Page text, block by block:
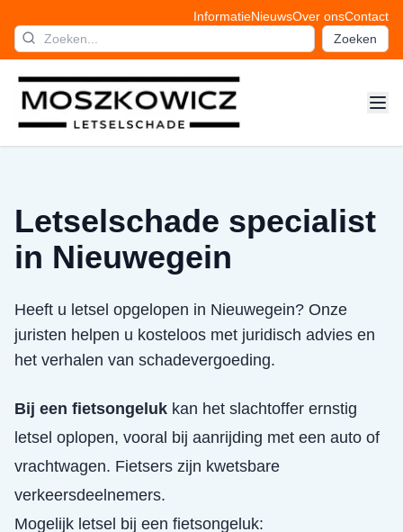
InformatieNieuwsOver onsContact
Zoeken
Letselschade specialist
in Nieuwegein
Heeft u letsel opgelopen in Nieuwegein? Onze
juristen helpen u kosteloos met juridisch advies en
het verhalen van schadevergoeding.
Bij een fietsongeluk kan het slachtoffer ernstig
letsel oplopen, vooral bij aanrijding met een auto of
vrachtwagen. Fietsers zijn kwetsbare
verkeersdeelnemers.
Mogelijk letsel bij een fietsongeluk: